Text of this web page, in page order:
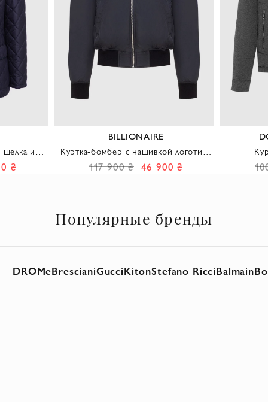
шелка и
₴
BILLIONAIRE
Куртка-бомбер с нашивкой логотипа
черная мужская
117 900 ₴ 46 900 ₴
Популярные бренды
DROMeBrescianiGucciKitonStefano RicciBalmain